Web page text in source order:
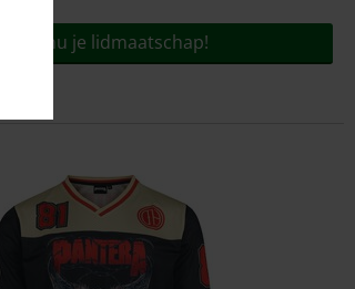
Bestel nu je lidmaatschap!